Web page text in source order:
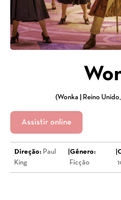
(Wonka | Reino
Assistir online
Direção: Paul
King
Gênero:
Ficção